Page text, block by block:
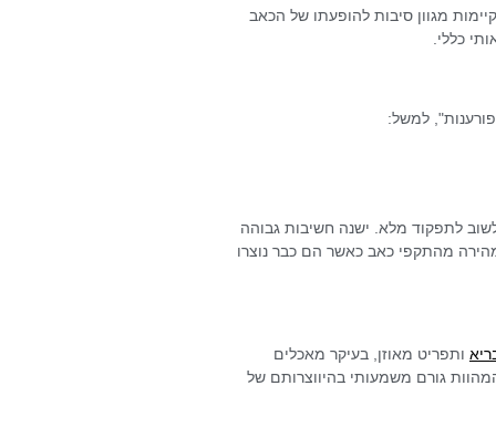
מגוון סיבות להופעתו של הכאב
כללי.
למשל:
לתפקוד מלא. ישנה חשיבות גבוהה
מהתקפי כאב כאשר הם כבר נוצרו
ותפריט מאוזן, בעיקר מאכלים
גורם משמעותי בהיווצרותם של